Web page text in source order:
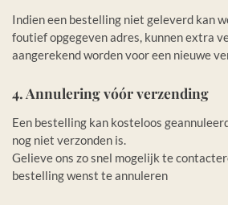
Indien een bestelling niet geleverd kan
foutief opgegeven adres, kunnen extra
aangerekend worden voor een nieuwe
4. Annulering vóór verzending
Een bestelling kan kosteloos
nog niet verzonden is.
Gelieve ons zo snel mogelijk te
bestelling wenst te annuleren